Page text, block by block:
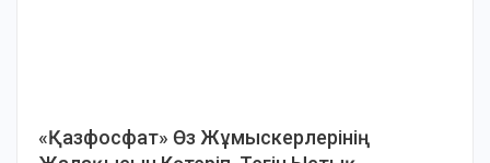
«Қазфосфат» Өз Жұмыскерлерінің